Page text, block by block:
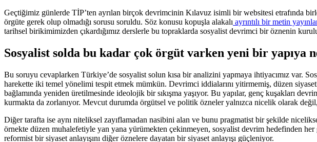
Geçtiğimiz günlerde TİP’ten ayrılan birçok devrimcinin Kılavuz isimli bir websitesi etrafında
örgüte gerek olup olmadığı sorusu soruldu. Söz konusu kopuşla alakalı ayrıntılı bir metin
tarihsel birikimimizden çıkardığımız derslerle bu topraklarda sosyalist devrimci bir öznenin
Sosyalist solda bu kadar çok örgüt varken yeni bir yapıya
Bu soruyu cevaplarken Türkiye’de sosyalist solun kısa bir analizini yapmaya ihtiyacımız var.
harekette iki temel yönelimi tespit etmek mümkün. Devrimci iddialarını yitirmemiş, düzen
bağlamında yeniden üretilmesinde ideolojik bir sıkışma yaşıyor. Bu yapılar, genç kuşakları
kurmakta da zorlanıyor. Mevcut durumda örgütsel ve politik özneler yalnızca nicelik olarak
Diğer tarafta ise aynı niteliksel zayıflamadan nasibini alan ve bunu pragmatist bir şekilde
örnekte düzen muhalefetiyle yan yana yürümekten çekinmeyen, sosyalist devrim hedefinden
reformist bir siyaset anlayışını diğer öznelere dayatan bir siyaset anlayışı güçleniyor.